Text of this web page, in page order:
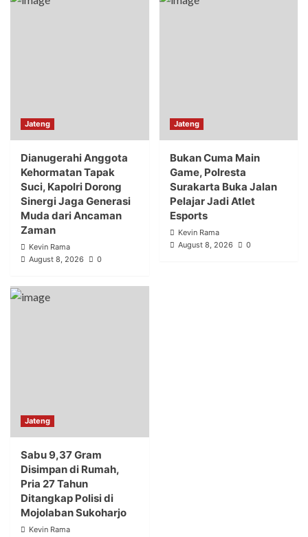
Jateng
Dianugerahi Anggota
Kehormatan Tapak
Suci, Kapolri Dorong
Sinergi Jaga Generasi
Muda dari Ancaman
Zaman
Kevin Rama
August 8, 2026
0
Jateng
Bukan Cuma Main
Game, Polresta
Surakarta Buka Jalan
Pelajar Jadi Atlet
Esports
Kevin Rama
August 8, 2026
0
Jateng
Sabu 9,37 Gram
Disimpan di Rumah,
Pria 27 Tahun
Ditangkap Polisi di
Mojolaban Sukoharjo
Kevin Rama